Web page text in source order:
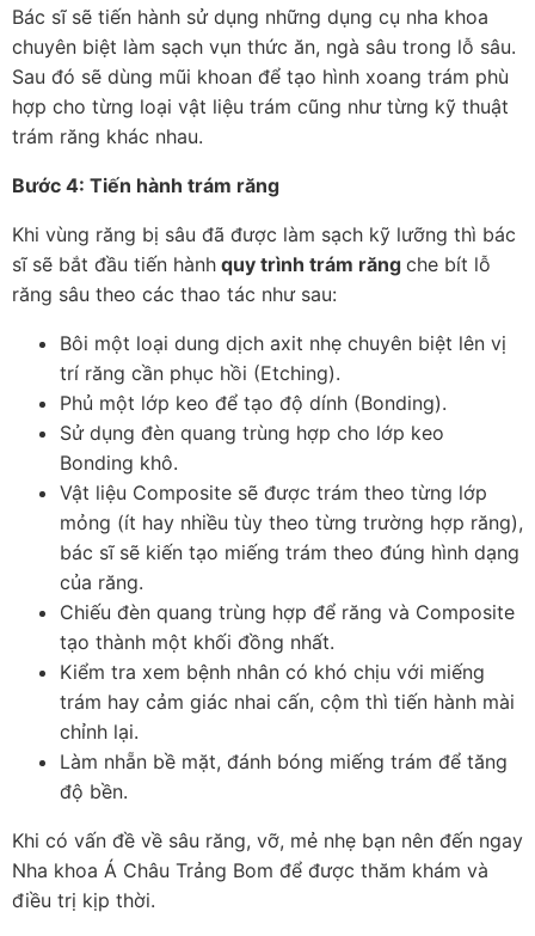
Bác sĩ sẽ tiến hành sử dụng những dụng cụ nha khoa
chuyên biệt làm sạch vụn thức ăn, ngà sâu trong lỗ sâu.
Sau đó sẽ dùng mũi khoan để tạo hình xoang trám phù
hợp cho từng loại vật liệu trám cũng như từng kỹ thuật
trám răng khác nhau.
Bước 4: Tiến hành trám răng
Khi vùng răng bị sâu đã được làm sạch kỹ lưỡng thì bác
sĩ sẽ bắt đầu tiến hành quy trình trám răng che bít lỗ
răng sâu theo các thao tác như sau:
Bôi một loại dung dịch axit nhẹ chuyên biệt lên vị
trí răng cần phục hồi (Etching).
Phủ một lớp keo để tạo độ dính (Bonding).
Sử dụng đèn quang trùng hợp cho lớp keo
Bonding khô.
Vật liệu Composite sẽ được trám theo từng lớp
mỏng (ít hay nhiều tùy theo từng trường hợp răng),
bác sĩ sẽ kiến tạo miếng trám theo đúng hình dạng
của răng.
Chiếu đèn quang trùng hợp để răng và Composite
tạo thành một khối đồng nhất.
Kiểm tra xem bệnh nhân có khó chịu với miếng
trám hay cảm giác nhai cấn, cộm thì tiến hành mài
chỉnh lại.
Làm nhẵn bề mặt, đánh bóng miếng trám để tăng
độ bền.
Khi có vấn đề về sâu răng, vỡ, mẻ nhẹ bạn nên đến ngay
Nha khoa Á Châu Trảng Bom để được thăm khám và
điều trị kịp thời.